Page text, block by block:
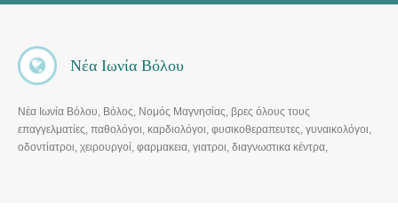
Νέα Ιωνία Βόλου
Νέα Ιωνία Βόλου, Βόλος, Νομός Μαγνησίας, βρες όλους τους
επαγγελματίες, παθολόγοι, καρδιολόγοι, φυσικοθεραπευτες, γυναικολόγοι,
οδοντίατροι, χειρουργοί, φαρμακεια, γιατροι, διαγνωστικα κέντρα,